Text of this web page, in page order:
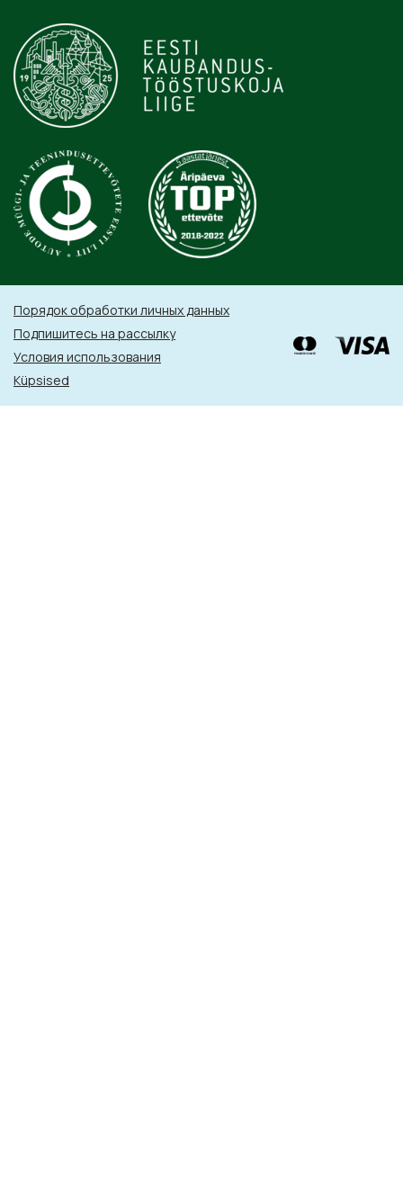
Порядок обработки личных данных
Подпишитесь на рассылку
Условия использования
Küpsised